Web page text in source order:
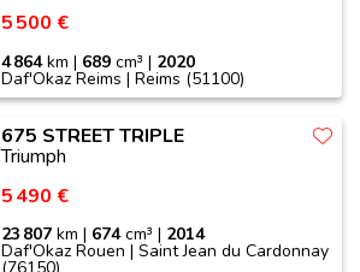
5 500 €
4 864km | 689 cm³ | 2020
Daf'Okaz Reims | Reims (51100)
675 STREET TRIPLE
Triumph
5 490 €
23 807 km | 674cm³ | 2014
Daf'Okaz Rouen | Saint Jean du Cardonnay